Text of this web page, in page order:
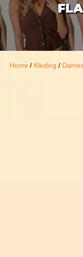
Home / Kleding /